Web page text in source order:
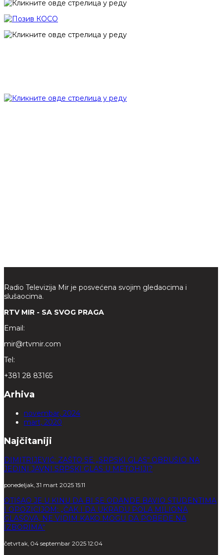
Radio Televizija Mir je posvećena svojim gledaocima i
slušaocima.
RTV MIR - SA SVOG PRAGA
Email:
mir@rtvmir.com
Tel:
+381 28 83165
Arhiva
novembar, 2024
mart, 2020
Najčitaniji
DIMITRIJEVIĆ: ZAŠTO SE „SRPSKI GLAS“ OBRUŠIO NA
JEDINI JAVNI SRPSKI GLAS U METOHIJI?
ponedeljak, 31 mart 2025 15:11
OTIŠAO JE U KINU DA BI SE ODANDE BAVIO STUDENTIMA
I OPOZICIJOM: „ČAK I DA UKRADU POLA MILIONA
GLASOVA, NE VIDIM KAKO MOGU DA POBEDE NA
IZBORIMA“
četvrtak, 04 septembar 2025 12:04